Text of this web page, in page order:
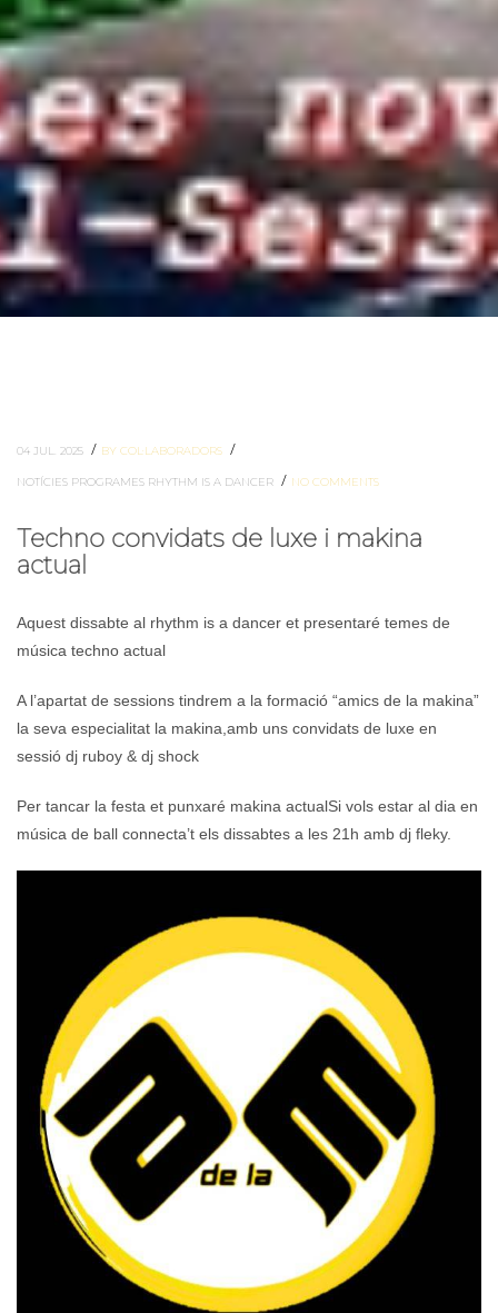
04 JUL. 2025 / BY COL·LABORADORS /
NOTÍCIES PROGRAMES RHYTHM IS A DANCER / NO COMMENTS
Techno convidats de luxe i makina
actual
Aquest dissabte al rhythm is a dancer et presentaré temes de
música techno actual
A l’apartat de sessions tindrem a la formació “amics de la makina”
la seva especialitat la makina,amb uns convidats de luxe en
sessió dj ruboy & dj shock
Per tancar la festa et punxaré makina actualSi vols estar al dia en
música de ball connecta’t els dissabtes a les 21h amb dj fleky.